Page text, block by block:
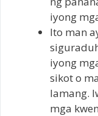
iyong
Ito man
iyong
sikot o
lamang.
mga